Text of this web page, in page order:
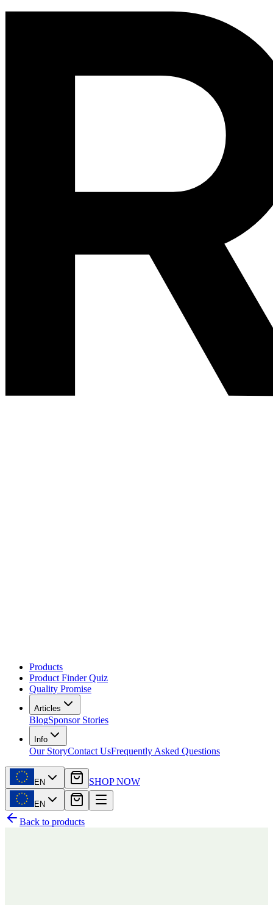
Products
Product Finder Quiz
Quality Promise
Articles
BlogSponsor Stories
Info
Our StoryContact UsFrequently Asked Questions
EN SHOP NOW
EN
Back to products